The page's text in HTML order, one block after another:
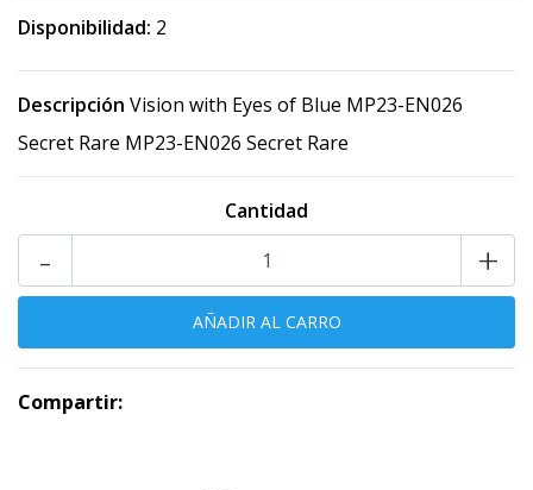
Disponibilidad: 2
Descripción Vision with Eyes of Blue MP23-EN026
Secret Rare MP23-EN026 Secret Rare
Cantidad
+
-
Compartir: